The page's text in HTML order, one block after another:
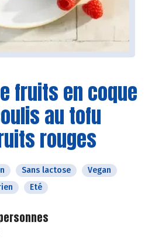
fruits en coque
au tofu
rouges
Sans lactose
Vegan
Eté